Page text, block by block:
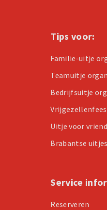
Tips voor:
Familie-uitje
Teamuitje
Bedrijfsuitje
Uitje voor
Brabantse uitjes
Service
Reserveren